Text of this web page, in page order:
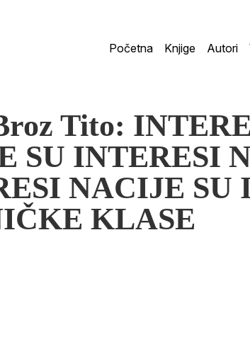
Početna Knjige Autori
Tito:
SU INTERESI
NACIJE SU
KLASE